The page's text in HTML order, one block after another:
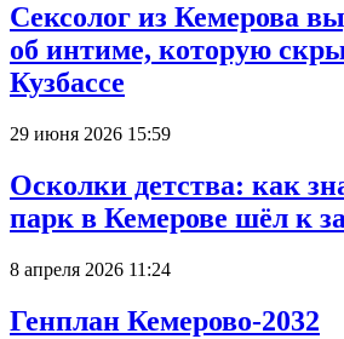
Сексолог из Кемерова
об интиме, которую
Кузбассе
29 июня 2026 15:59
Осколки детства: как
парк в Кемерове шёл к
8 апреля 2026 11:24
Генплан Кемерово-2032